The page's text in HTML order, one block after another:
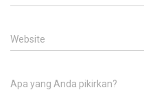
Website
Apa yang Anda pikirkan?